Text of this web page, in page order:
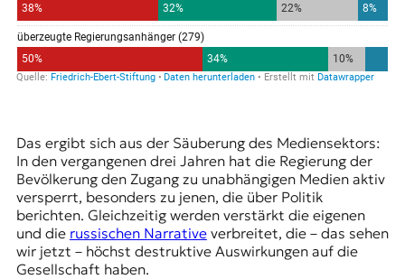
Das ergibt sich aus der Säuberung des Mediensektors:
In den vergangenen drei Jahren hat die Regierung der
Bevölkerung den Zugang zu unabhängigen Medien aktiv
versperrt, besonders zu jenen, die über Politik
berichten. Gleichzeitig werden verstärkt die eigenen
und die russischen Narrativeverbreitet, die – das sehen
wir jetzt – höchst destruktive Auswirkungen auf die
Gesellschaft haben.